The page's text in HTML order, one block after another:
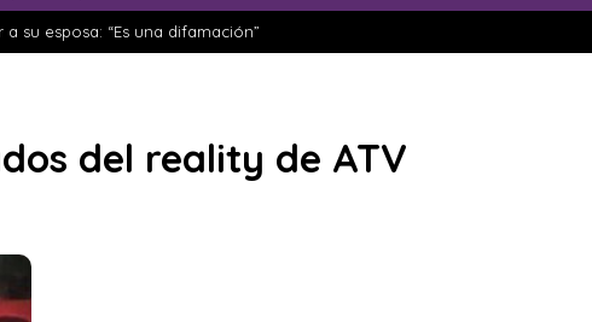
su esposa: “Es una difamación”
del reality de ATV